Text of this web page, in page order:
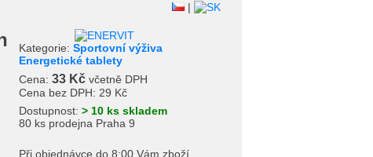
|
Kategorie: Sportovní výživa
Energetické tablety
Cena: 33 Kč včetně DPH
Cena bez DPH: 29 Kč
Dostupnost: > 10 ks skladem
80 ks prodejna Praha 9
Při objednávce do 8:00 Vám zboží